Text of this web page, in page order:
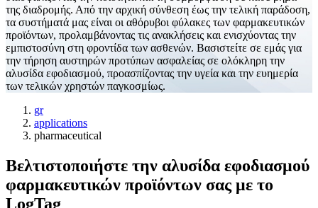
της διαδρομής. Από την αρχική σύνθεση έως την τελική παράδοση,
τα συστήματά μας είναι οι αθόρυβοι φύλακες των φαρμακευτικών
προϊόντων, προλαμβάνοντας τις ανακλήσεις και ενισχύοντας την
εμπιστοσύνη στη φροντίδα των ασθενών. Βασιστείτε σε εμάς για
την τήρηση αυστηρών προτύπων ασφαλείας σε ολόκληρη την
αλυσίδα εφοδιασμού, προασπίζοντας την υγεία και την ευημερία
των τελικών χρηστών παγκοσμίως.
gr
applications
pharmaceutical
Βελτιστοποιήστε την αλυσίδα εφοδιασμού
φαρμακευτικών προϊόντων σας με το
LogTag